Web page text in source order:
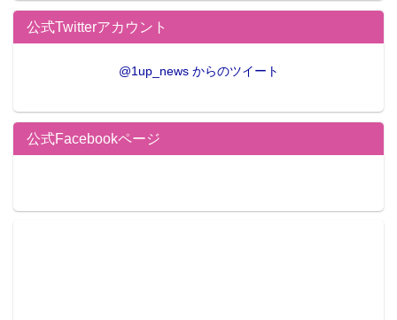
公式Twitterアカウント
@1up_news からのツイート
公式Facebookページ